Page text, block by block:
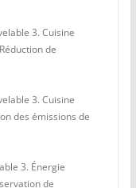
3. Cuisine
de
3. Cuisine
des émissions de
3. Énergie
de